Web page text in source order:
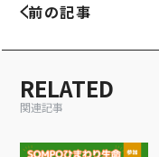
前の記事
RELATED
関連記事